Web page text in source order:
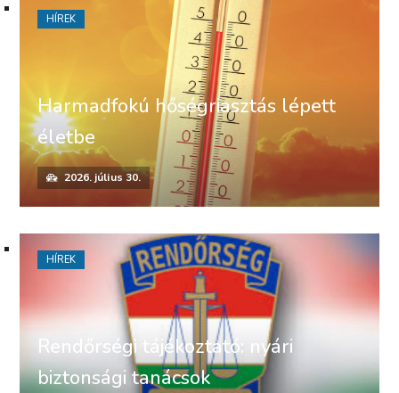
Harmadfokú hőségriasztás lépett
életbe
2026. július 30.
HÍREK
Rendőrségi tájékoztató: nyári
biztonsági tanácsok
HÍREK